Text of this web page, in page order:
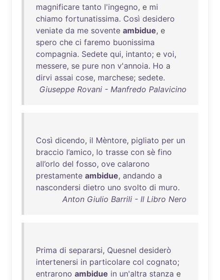
magnificare tanto l'ingegno, e mi
chiamo fortunatissima. Così desidero
veniate da me sovente ambidue, e
spero che ci faremo buonissima
compagnia. Sedete qui, intanto; e voi,
messere, se pure non v'annoia. Ho a
dirvi assai cose, marchese; sedete.
Giuseppe Rovani - Manfredo Palavicino
Così dicendo, il Mèntore, pigliato per un
braccio l’amico, lo trasse con sè fino
all’orlo del fosso, ove calarono
prestamente ambidue, andando a
nascondersi dietro uno svolto di muro.
Anton Giulio Barrili - Il Libro Nero
Prima di separarsi, Quesnel desiderò
intertenersi in particolare col cognato;
entrarono ambidue in un'altra stanza e